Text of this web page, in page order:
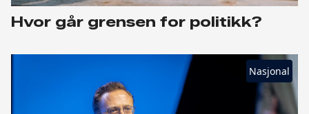
Hvor går grensen for politikk?
Nasjonal